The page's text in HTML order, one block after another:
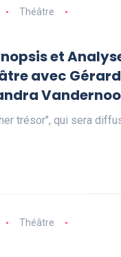
Théâtre
et
avec Gérard
trésor", qui sera
Théâtre